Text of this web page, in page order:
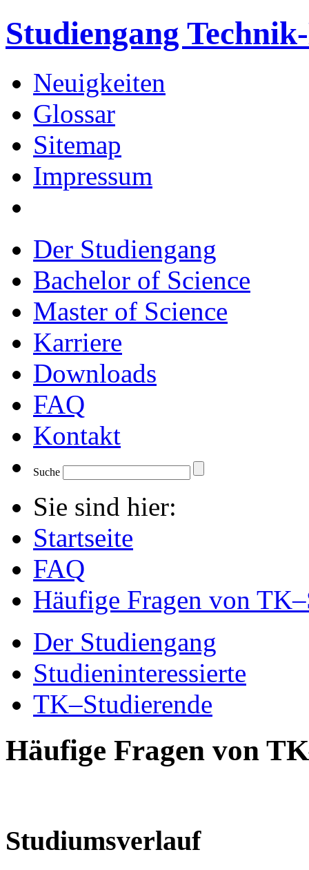
Studiengang
Neuigkeiten
Glossar
Sitemap
Impressum
Der Studiengang
Bachelor of Science
Master of Science
Karriere
Downloads
FAQ
Kontakt
Suche
Sie sind hier:
Startseite
FAQ
Häufige Fragen von
Der Studiengang
Studieninteressierte
TK–Studierende
Häufige Fragen von
Studiumsverlauf